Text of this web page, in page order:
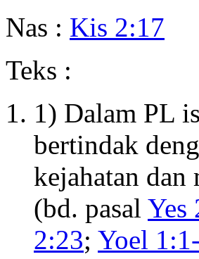
Nas : Kis 2:17
Teks :
1) Dalam PL
bertindak
kejahatan dan
(bd. pasal Yes
2:23; Yoel